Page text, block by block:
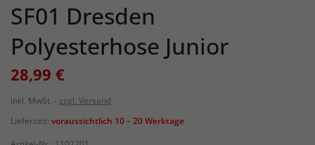
SF01 Dresden
Polyesterhose Junior
28,99 €
inkl. MwSt.
zzgl. Versand
Lieferzeit: voraussichtlich 10 – 20 Werktage